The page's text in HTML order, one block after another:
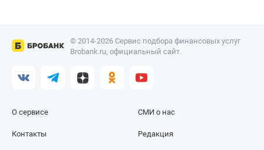
© 2014-2026 Сервис подбора финансовых услуг
Brobank.ru, официальный сайт.
О сервисе
Контакты
СМИ о нас
Редакция